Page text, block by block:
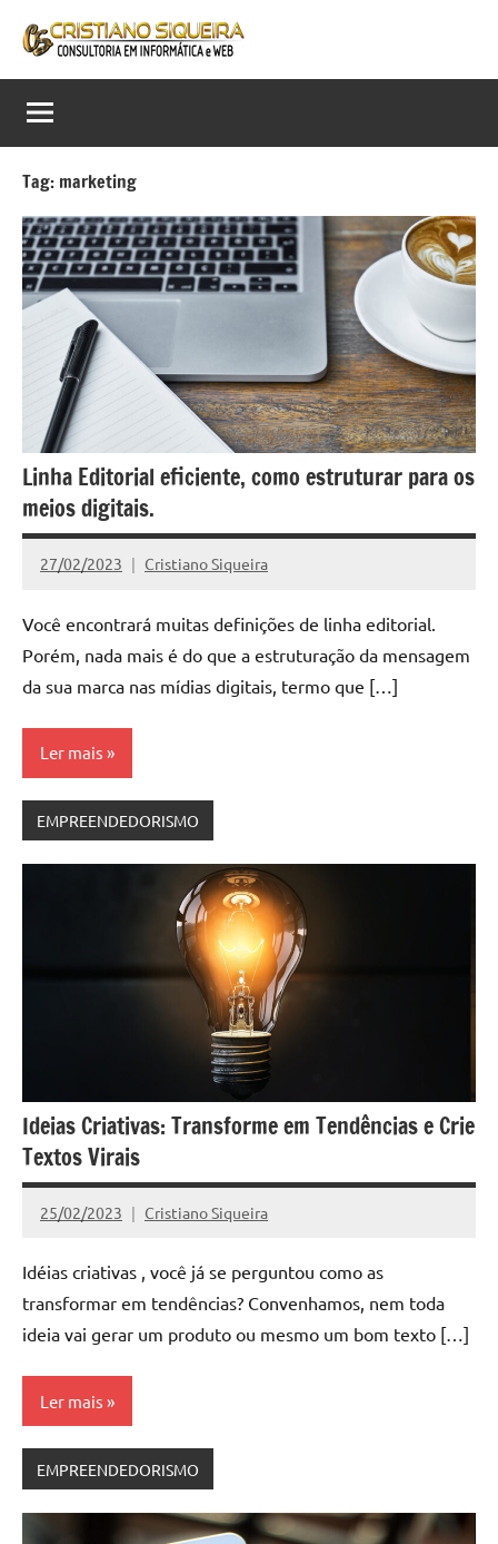
para
o
conteúdo
Cristiano
Siqueira
Consultoria
em
Informática
e
Web
Informática,
Web
e
Tag: marketing
Linha Editorial eficiente, como estruturar para os
meios digitais.
27/02/2023 Cristiano Siqueira
Nenhum
Você encontrará muitas definições de linha editorial.
Porém, nada mais é do que a estruturação da mensagem
da sua marca nas mídias digitais, termo que […]
Ler mais
EMPREENDEDORISMO
Ideias Criativas: Transforme em Tendências e Crie
Textos Virais
25/02/2023 Cristiano Siqueira
Nenhum
Idéias criativas , você já se perguntou como as
transformar em tendências? Convenhamos, nem toda
ideia vai gerar um produto ou mesmo um bom texto […]
Ler mais
EMPREENDEDORISMO